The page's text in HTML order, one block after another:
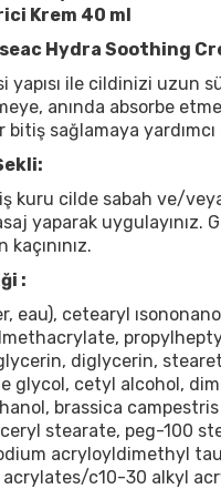
Krem 40 ml
Hydra Soothing
yapısı ile cildinizi uzun
anında absorbe
bitiş sağlamaya yardımcı
kuru cilde sabah ve/
yaparak uygulayınız.
kaçınınız.
:
eau), cetearyl
diglycerin,
glycol, cetyl alcohol,
brassica
stearate, peg-100
acryloyldimethyl
acrylates/c10-30 alkyl